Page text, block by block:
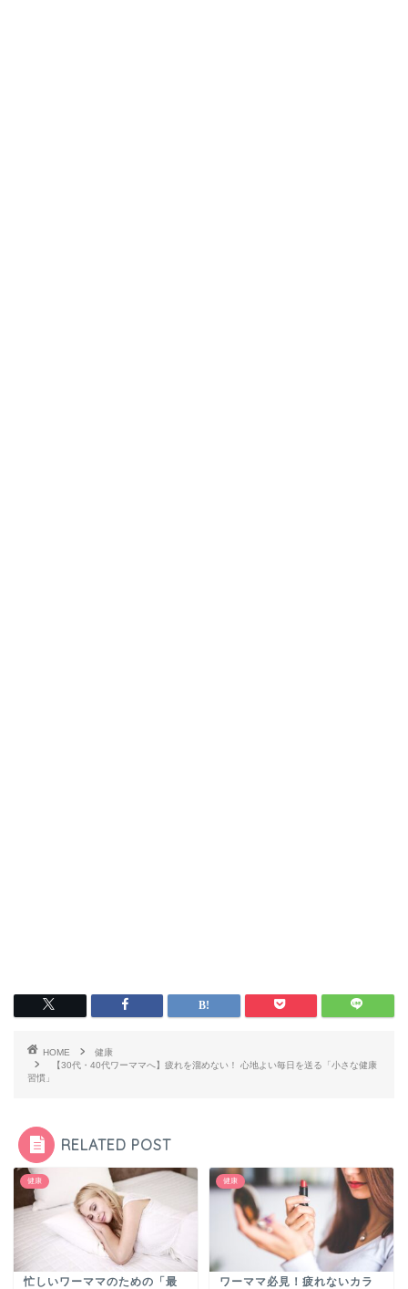
HOME
健康
【30代・40代ワーママへ】疲れを溜めない！ 心地よい毎日を送る「小さな健康
習慣」
RELATED POST
健康
忙しいワーママのための「最
健康
ワーママ必見！疲れないカラ